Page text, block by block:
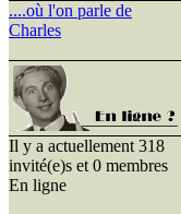
....où l'on parle de
Charles
Il y a actuellement 318
invité(e)s et 0 membres
En ligne